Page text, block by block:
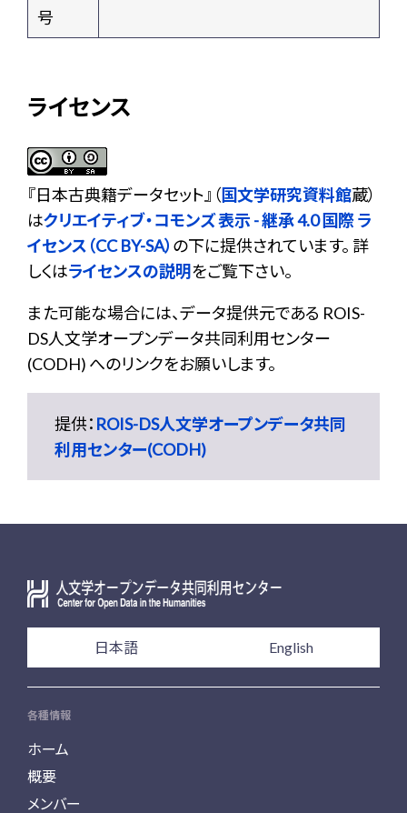
号
ライセンス
『日本古典籍データセット 』（国文学研究資料館蔵）
はクリエイティブ・コモンズ 表示 - 継承 4.0 国際 ラ
イセンス（CC BY-SA） の下に提供されています。 詳
しくはライセンスの説明をご覧下さい。
また可能な場合には、データ提供元である ROIS-
DS人文学オープンデータ共同利用センター
(CODH) へのリンクをお願いします。
提供： ROIS-DS人文学オープンデータ共同
利用センター(CODH)
日本語 English
各種情報
ホーム
概要
メンバー